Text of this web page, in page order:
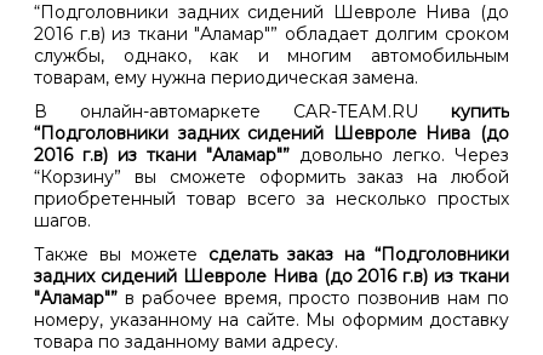
“Подголовники задних сидений Шевроле Нива (до
2016 г.в) из ткани "Аламар"” обладает долгим сроком
службы, однако, как и многим автомобильным
товарам, ему нужна периодическая замена.
В онлайн-автомаркете CAR-TEAM.RU купить
“Подголовники задних сидений Шевроле Нива (до
2016 г.в) из ткани "Аламар"” довольно легко. Через
“Корзину” вы сможете оформить заказ на любой
приобретенный товар всего за несколько простых
шагов.
Также вы можете сделать заказ на “Подголовники
задних сидений Шевроле Нива (до 2016 г.в) из ткани
"Аламар"” в рабочее время, просто позвонив нам по
номеру, указанному на сайте. Мы оформим доставку
товара по заданному вами адресу.